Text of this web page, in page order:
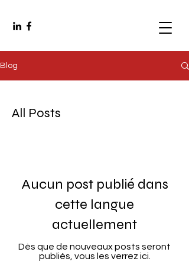
Blog
All Posts
Aucun post publié dans
cette langue
actuellement
Dès que de nouveaux posts seront
publiés, vous les verrez ici.